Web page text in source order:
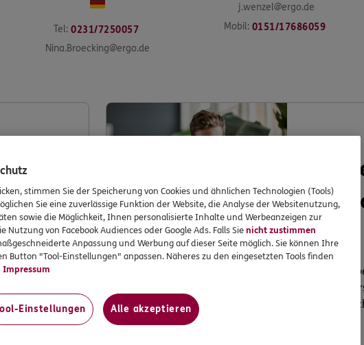
Tel: 0231/7250057
Nina.Broecking@ergo.de
j.wenzel@ergo.de
Mobil: 0151/17686059
ERGO
In Ihrem
„Meine
Ihre
stimmen Sie der Speicherung von Cookies und ähnlichen Technologien (Tools)
Sie eine zuverlässige Funktion der Website, die Analyse der Websitenutzung,
sowie die Möglichkeit, Ihnen personalisierte Inhalte und Werbeanzeigen zur
Nutzung von Facebook Audiences oder Google Ads. Falls Sienicht zustimmen
Anpassung und Werbung auf dieser Seite möglich. Sie können Ihre
Button "Tool-Einstellungen" anpassen. Näheres zu den eingesetzten Tools finden
Impressum
Einstellungen Alle akzeptieren